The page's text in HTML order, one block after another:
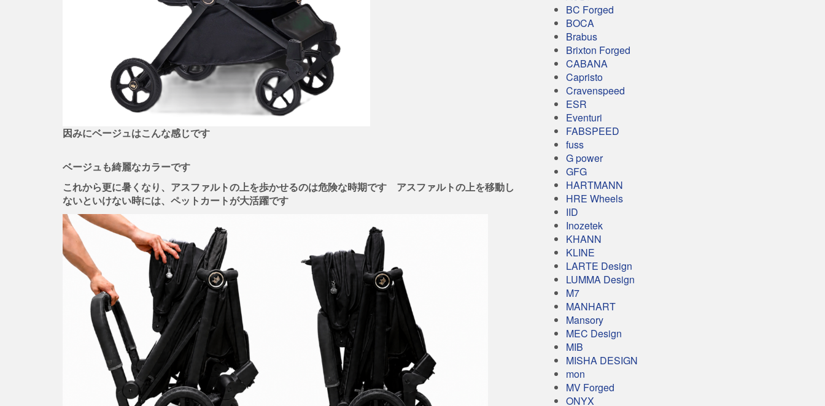
因みにベージュはこんな感じです
ベージュも綺麗なカラーです
これから更に暑くなり、アスファルトの上を歩かせるのは危険な時期です アスファルトの上を移動し
ないといけない時には、ペットカートが大活躍です
BC Forged
BOCA
Brabus
Brixton Forged
CABANA
Capristo
Cravenspeed
ESR
Eventuri
FABSPEED
fuss
G power
GFG
HARTMANN
HRE Wheels
IID
Inozetek
KHANN
KLINE
LARTE Design
LUMMA Design
M7
MANHART
Mansory
MEC Design
MIB
MISHA DESIGN
mon
MV Forged
ONYX